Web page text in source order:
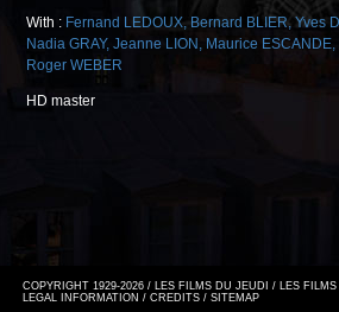
With : Fernand LEDOUX, Bernard BLIER, Yves
Nadia GRAY, Jeanne LION , Maurice ESCANDE,
Roger WEBER
HD master
COPYRIGHT 1929-2026 / LES FILMS DU JEUDI / LES
LEGAL INFORMATION / CREDITS / SITEMAP